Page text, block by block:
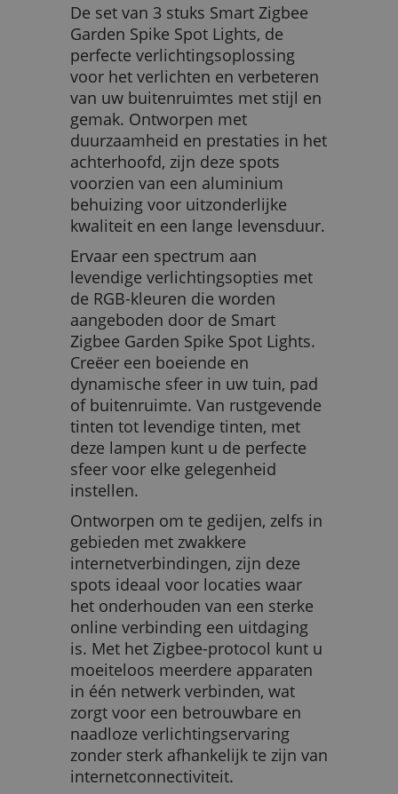
De set van 3 stuks Smart Zigbee
Garden Spike Spot Lights, de
perfecte verlichtingsoplossing
voor het verlichten en verbeteren
van uw buitenruimtes met stijl en
gemak. Ontworpen met
duurzaamheid en prestaties in het
achterhoofd, zijn deze spots
voorzien van een aluminium
behuizing voor uitzonderlijke
kwaliteit en een lange levensduur.
Ervaar een spectrum aan
levendige verlichtingsopties met
de RGB-kleuren die worden
aangeboden door de Smart
Zigbee Garden Spike Spot Lights.
Creëer een boeiende en
dynamische sfeer in uw tuin, pad
of buitenruimte. Van rustgevende
tinten tot levendige tinten, met
deze lampen kunt u de perfecte
sfeer voor elke gelegenheid
instellen.
Ontworpen om te gedijen, zelfs in
gebieden met zwakkere
internetverbindingen, zijn deze
spots ideaal voor locaties waar
het onderhouden van een sterke
online verbinding een uitdaging
is. Met het Zigbee-protocol kunt u
moeiteloos meerdere apparaten
in één netwerk verbinden, wat
zorgt voor een betrouwbare en
naadloze verlichtingservaring
zonder sterk afhankelijk te zijn van
internetconnectiviteit.